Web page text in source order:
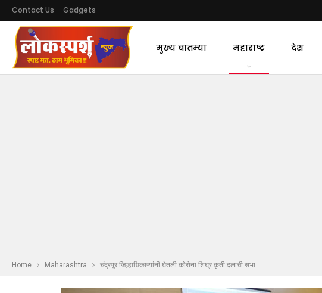
Contact Us Gadgets
मुख्य बातम्या महाराष्ट्र देश
Home Maharashtra चंद्रपूर जिल्हाधिकाऱ्यांनी घेतली कोरोना शिघ्र कृती दलाची सभा